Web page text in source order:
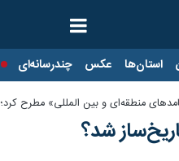
استان‌ها عکس چندرسانه‌ای
منطقه‌ای و بین المللی» مطرح کرد؛